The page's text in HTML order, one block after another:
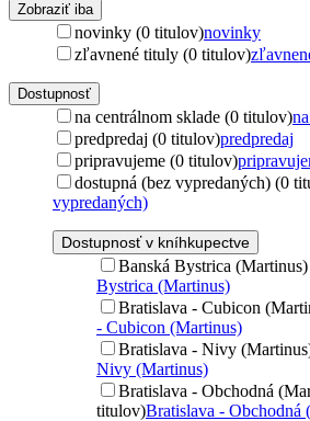
Zobraziť iba
novinky (0 titulov)novinky
zľavnené tituly (0 titulov)
Dostupnosť
na centrálnom sklade (0 titulov)
predpredaj (0 titulov)predpredaj
pripravujeme (0 titulov)
dostupná (bez vypredaných) (0
vypredaných)
Dostupnosť v kníhkupectve
Banská Bystrica
Bystrica (Martinus)
Bratislava - Cubicon
- Cubicon (Martinus)
Bratislava - Nivy
Nivy (Martinus)
Bratislava - Obchodná
titulov)Bratislava - Obchodná